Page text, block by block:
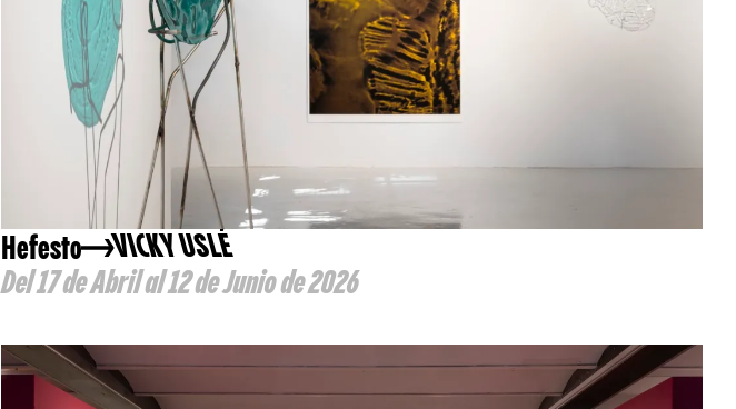
Hefesto
VICKY USLÉ
Del 17 de Abril al 12 de Junio de 2026